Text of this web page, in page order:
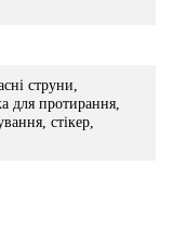
струни,
для протирання,
стікер,